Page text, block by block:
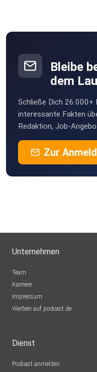
Kaufe Artikel in unserem
Schalte Werbung in
Feedback bitte an
Bleibe
dem
Schließe Dich 26.000+
interessante Fakten
Redaktion, Job-
Zur
Unternehmen
Team
Karriere
Impressum
Werben auf podcast.de
Dienst
Podcast anmelden